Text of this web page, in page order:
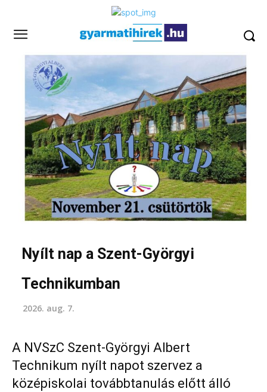
Nyílt nap a Szent-Györgyi
Technikumban
2026. aug. 7.
A NVSzC Szent-Györgyi Albert
Technikum nyílt napot szervez a
középiskolai továbbtanulás előtt álló